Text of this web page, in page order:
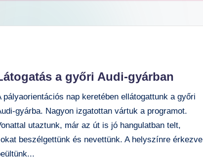
a győri Audi-gyárban
pályaorientációs nap keretében ellátogattunk a győri
gyárba. Nagyon izgatottan vártuk a programot.
utaztunk, már az út is jó hangulatban telt,
beszélgettünk és nevettünk. A helyszínre érkezve